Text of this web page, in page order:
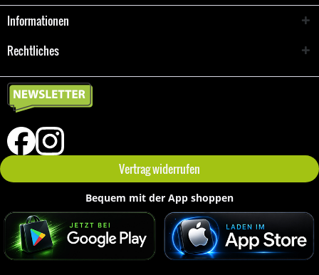
Informationen
Rechtliches
Vertrag widerrufen
Bequem mit der App shoppen